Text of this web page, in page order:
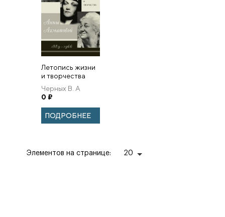
Летопись жизни
и творчества
Анны Ахматовой.
Черных В.
Черных В. А
0 ₽
ПОДРОБНЕЕ
Элементов на странице: 20